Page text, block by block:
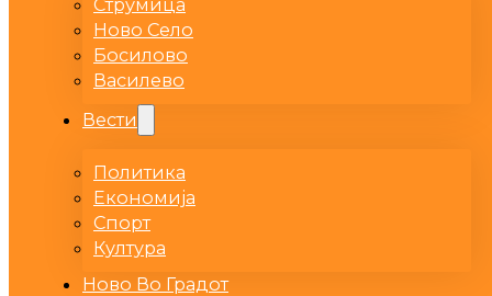
Ново Село
Босилово
Василево
Вести
Политика
Економија
Спорт
Култура
Ново Во Градот